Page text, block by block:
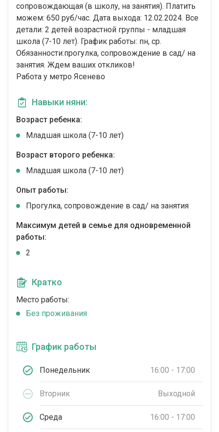
сопровождающая (в школу, на занятия). Платить
можем: 650 руб/час. Дата выхода: 12.02.2024. Все
детали: 2 детей возрастной группы - младшая
школа (7-10 лет). График работы: пн, ср.
Обязанности:прогулка, сопровождение в сад/ на
занятия. Ждем ваших откликов!
Работа у метро Ясенево
Навыки няни:
Возраст ребенка:
Младшая школа (7-10 лет)
Возраст второго ребенка:
Младшая школа (7-10 лет)
Опыт работы:
Прогулка, сопровождение в сад/ на занятия
Максимум детей в семье для одновременной
работы:
2
Кратко
Место работы:
Без проживания
График работы
Понедельник 16:00 - 17:00
Вторник Выходной
Среда 16:00 - 17:00